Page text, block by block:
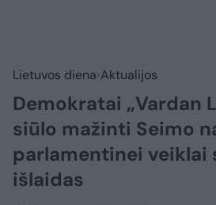
Lietuvos diena Aktualijos
Demokratai „Vardan
siūlo mažinti Seimo
parlamentinei veiklai
išlaidas